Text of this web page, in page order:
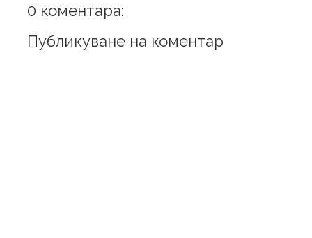
0 коментара:
Публикуване на коментар